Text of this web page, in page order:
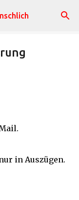
in Auszügen.